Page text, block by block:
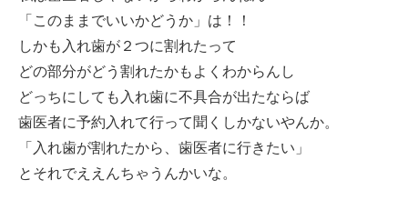
「このままでいいかどうか」は！！
しかも入れ歯が２つに割れたって
どの部分がどう割れたかもよくわからんし
どっちにしても入れ歯に不具合が出たならば
歯医者に予約入れて行って聞くしかないやんか。
「入れ歯が割れたから、歯医者に行きたい」
とそれでええんちゃうんかいな。